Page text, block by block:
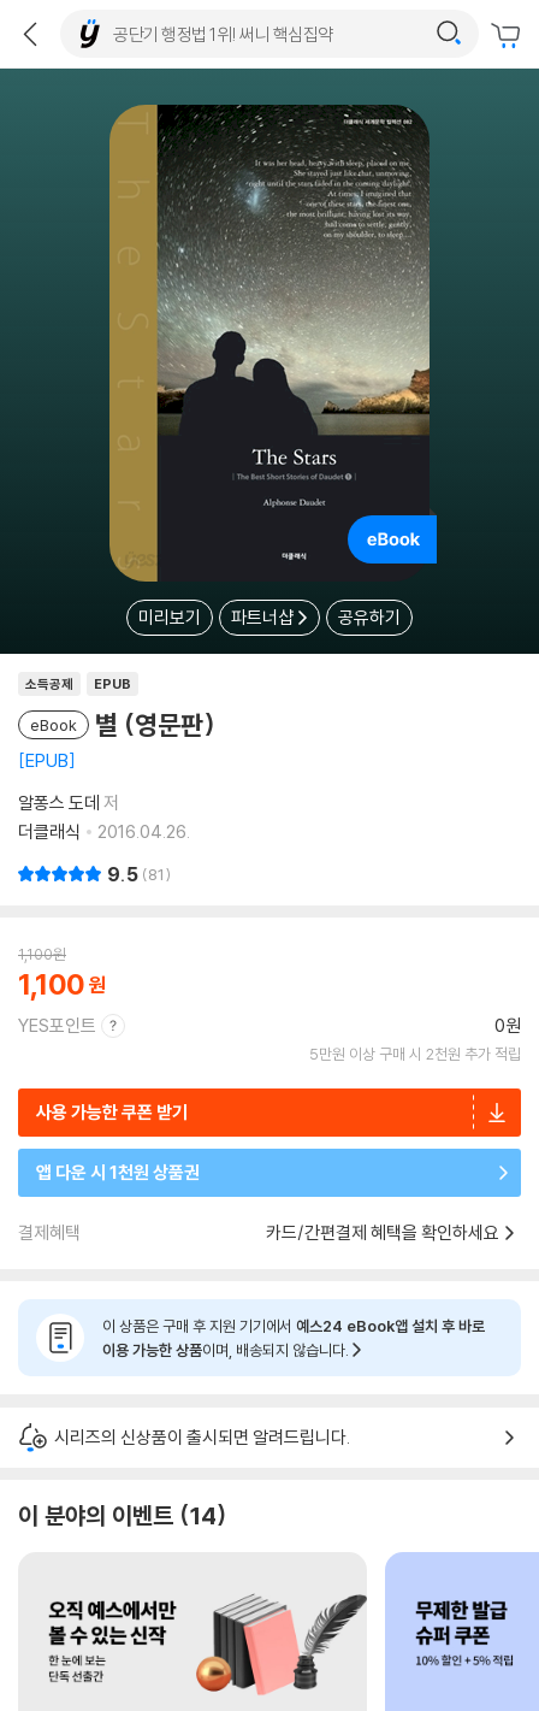
미리보기 파트너샵 공유하기
소득공제 EPUB
eBook 별 (영문판)
EPUB
알퐁스 도데 저
더클래식
2016.04.26.
9.5 81
1,100원
1,100
YES포인트 0원
5만원 이상 구매 시 2천원 추가 적립
사용 가능한 쿠폰 받기
앱 다운 시 1천원 상품권
결제혜택 카드/간편결제 혜택을 확인하세요
이 상품은 구매 후 지원 기기에서 예스24 eBook앱 설치 후 바로
이용 가능한 상품이며, 배송되지 않습니다.
시리즈의 신상품이 출시되면 알려드립니다.
이 분야의 이벤트 14